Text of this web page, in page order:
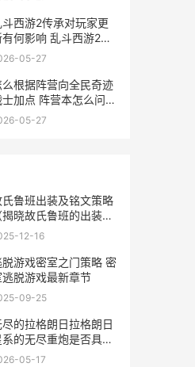
斗西游2传承对玩家更
有何影响 乱斗西游2装
大全05-27
么根据阵营向全民奇迹
士加点 阵营本怎么问问
05-27
氏鲁班出装及铭文策略
揭晓故氏鲁班的出装与
文挑选 鲁班出装思路
12-16
脱游戏密室之门策略 密
逃脱游戏最新章节
09-25
尽的拉格朗日拉格朗日
系的无尽重炮是否具备
灭力 无尽的拉格朗日官
05-17